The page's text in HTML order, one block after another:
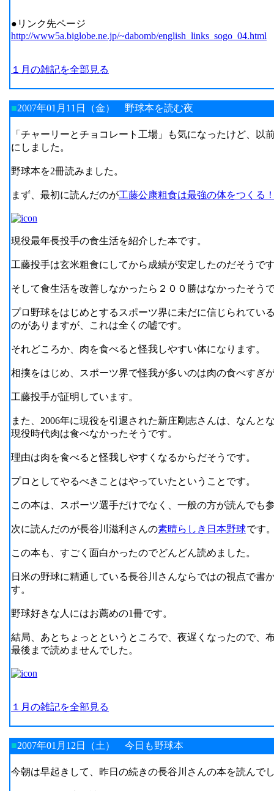
●リンク先ページ
http://www5a.biglobe.ne.jp/~dabomb/english_links_sogo_04.html
１月の雑記を全部見る
■2007年01月11日（金） 野球本を読む夜
「チャーリーとチョコレート工場」も気になったけど、
にしました。
野球本を2冊読みました。
まず、最初に読んだのが工藤公康粗食は最強の体をつくる
現役最年長投手の食生活を紹介した本です。
工藤投手は玄米粗食にしてから成績が安定したのだそうで
そして食生活を改善しなかったら２００勝はなかったそう
プロ野球をはじめとするスポーツ界に未だに信じられてい
のがありますが、これは全くの嘘です。
それどころか、肉を食べると怪我しやすい体になります。
相撲をはじめ、スポーツ界で怪我が多いのは肉の食べすぎ
工藤投手が証明しています。
また、2006年に現役を引退された新庄剛志さんは、なんと
現役時代肉は食べなかったそうです。
理由は肉を食べると怪我しやすくなるからだそうです。
プロとしてやるべきことはやっていたということです。
この本は、スポーツ選手だけでなく、一般の方が読んでも
次に読んだのが長谷川滋利さんの素晴らしき日本野球です
この本も、すごく面白かったのでどんどん読めました。
日米の野球に精通している長谷川さんならではの視点で書
す。
野球好きな人にはお薦めの1冊です。
結局、あとちょっとというところで、夜遅くなったので、
最後まで読めませんでした。
１月の雑記を全部見る
■2007年01月12日（土） 今日も野球本
今朝は早起きして、昨日の続きの長谷川さんの本を読んで